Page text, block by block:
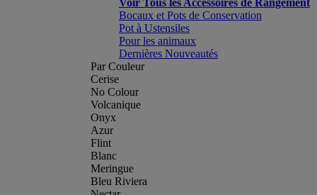
Voir Tous les Accessoires de Rangement
Bocaux et Pots de Conservation
Pot à Ustensiles
Pour les animaux
Dernières Nouveautés
Par Couleur
Cerise
No Colour
Volcanique
Onyx
Azur
Flint
Blanc
Meringue
Bleu Riviera